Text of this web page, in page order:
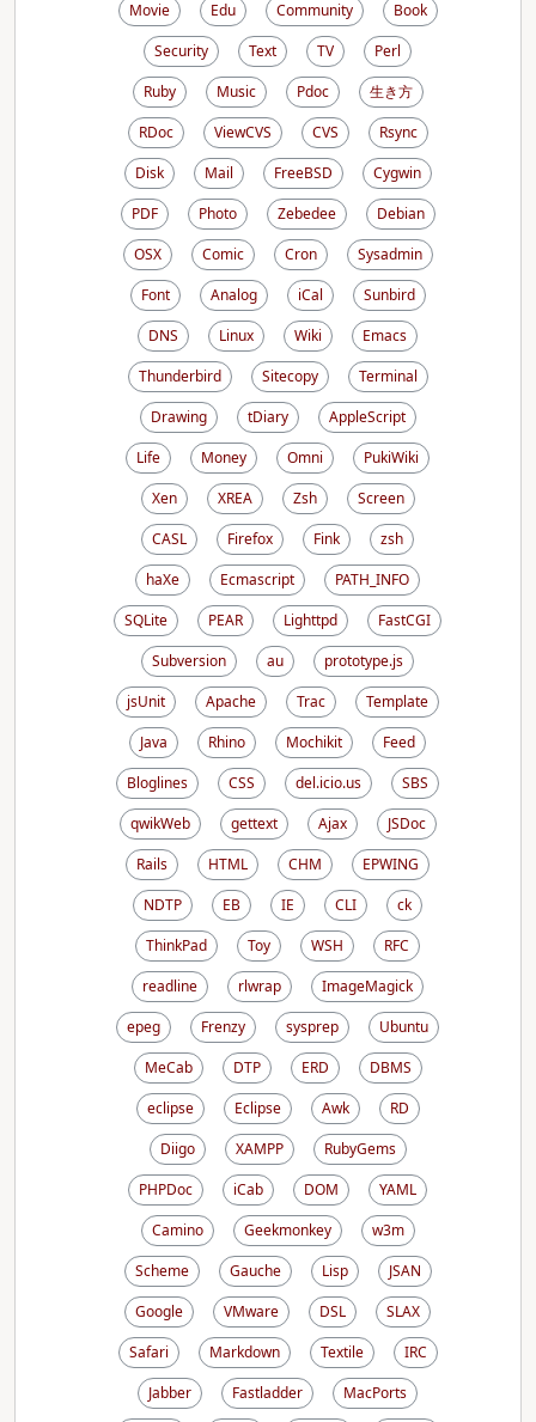
Movie Edu Community
Book
Security
Text TV
Perl
Ruby
Music Pdoc
生き方
RDoc
ViewCVS CVS
Rsync
Disk
Mail FreeBSD
Cygwin
PDF
Photo Zebedee
Debian
OSX
Comic Cron
Sysadmin
Font
Analog iCal
Sunbird
DNS
Linux Wiki
Emacs
Thunderbird
Sitecopy
Terminal
Drawing
tDiary
AppleScript
Life
Money Omni
PukiWiki
Xen
XREA Zsh
Screen
CASL
Firefox Fink
zsh
haXe
Ecmascript
PATH_INFO
SQLite
PEAR Lighttpd
FastCGI
Subversion
au
prototype.js
jsUnit
Apache Trac
Template
Java
Rhino Mochikit
Feed
Bloglines
CSS del.icio.us
SBS
qwikWeb
gettext Ajax
JSDoc
Rails
HTML CHM
EPWING
NDTP
EB IE CLI
ck
ThinkPad
Toy WSH
RFC
readline
rlwrap
ImageMagick
epeg
Frenzy sysprep
Ubuntu
MeCab
DTP ERD
DBMS
eclipse
Eclipse Awk
RD
Diigo
XAMPP
RubyGems
PHPDoc
iCab DOM
YAML
Camino
Geekmonkey
w3m
Scheme
Gauche Lisp
JSAN
Google
VMware DSL
SLAX
Safari
Markdown Textile
IRC
Jabber
Fastladder
MacPorts